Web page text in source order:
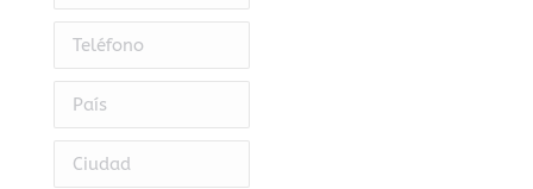
Teléfono
País
Ciudad